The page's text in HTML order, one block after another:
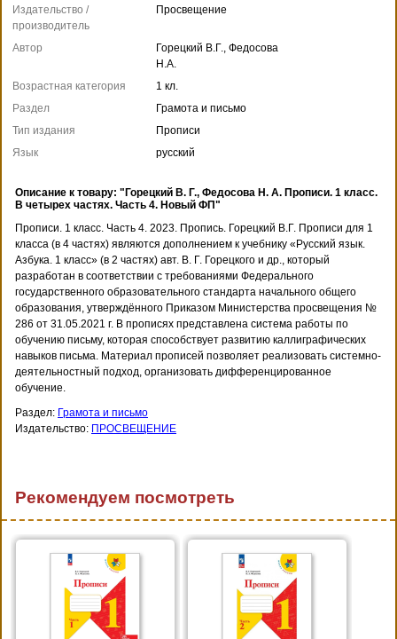
Издательство /
производитель
Просвещение
Автор
Горецкий В.Г., Федосова
Н.А.
Возрастная категория
1 кл.
Раздел
Грамота и письмо
Тип издания
Прописи
Язык
русский
Описание к товару: "Горецкий В. Г., Федосова Н. А. Пpописи. 1 класс.
В четырех частях. Часть 4. Новый ФП"
Прописи. 1 класс. Часть 4. 2023. Пропись. Горецкий В.Г. Прописи для 1
класса (в 4 частях) являются дополнением к учебнику «Русский язык.
Азбука. 1 класс» (в 2 частях) авт. В. Г. Горецкого и др., который
разработан в соответствии с требованиями Федерального
государственного образовательного стандарта начального общего
образования, утверждённого Приказом Министерства просвещения №
286 от 31.05.2021 г. В прописях представлена система работы по
обучению письму, которая способствует развитию каллиграфических
навыков письма. Материал прописей позволяет реализовать системно-
деятельностный подход, организовать дифференцированное
обучение.
Раздел: Грамота и письмо
Издательство: ПРОСВЕЩЕНИЕ
Рекомендуем посмотреть